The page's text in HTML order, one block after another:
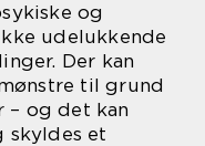
og
udelukkende
Der kan
til grund
– og det kan
skyldes et